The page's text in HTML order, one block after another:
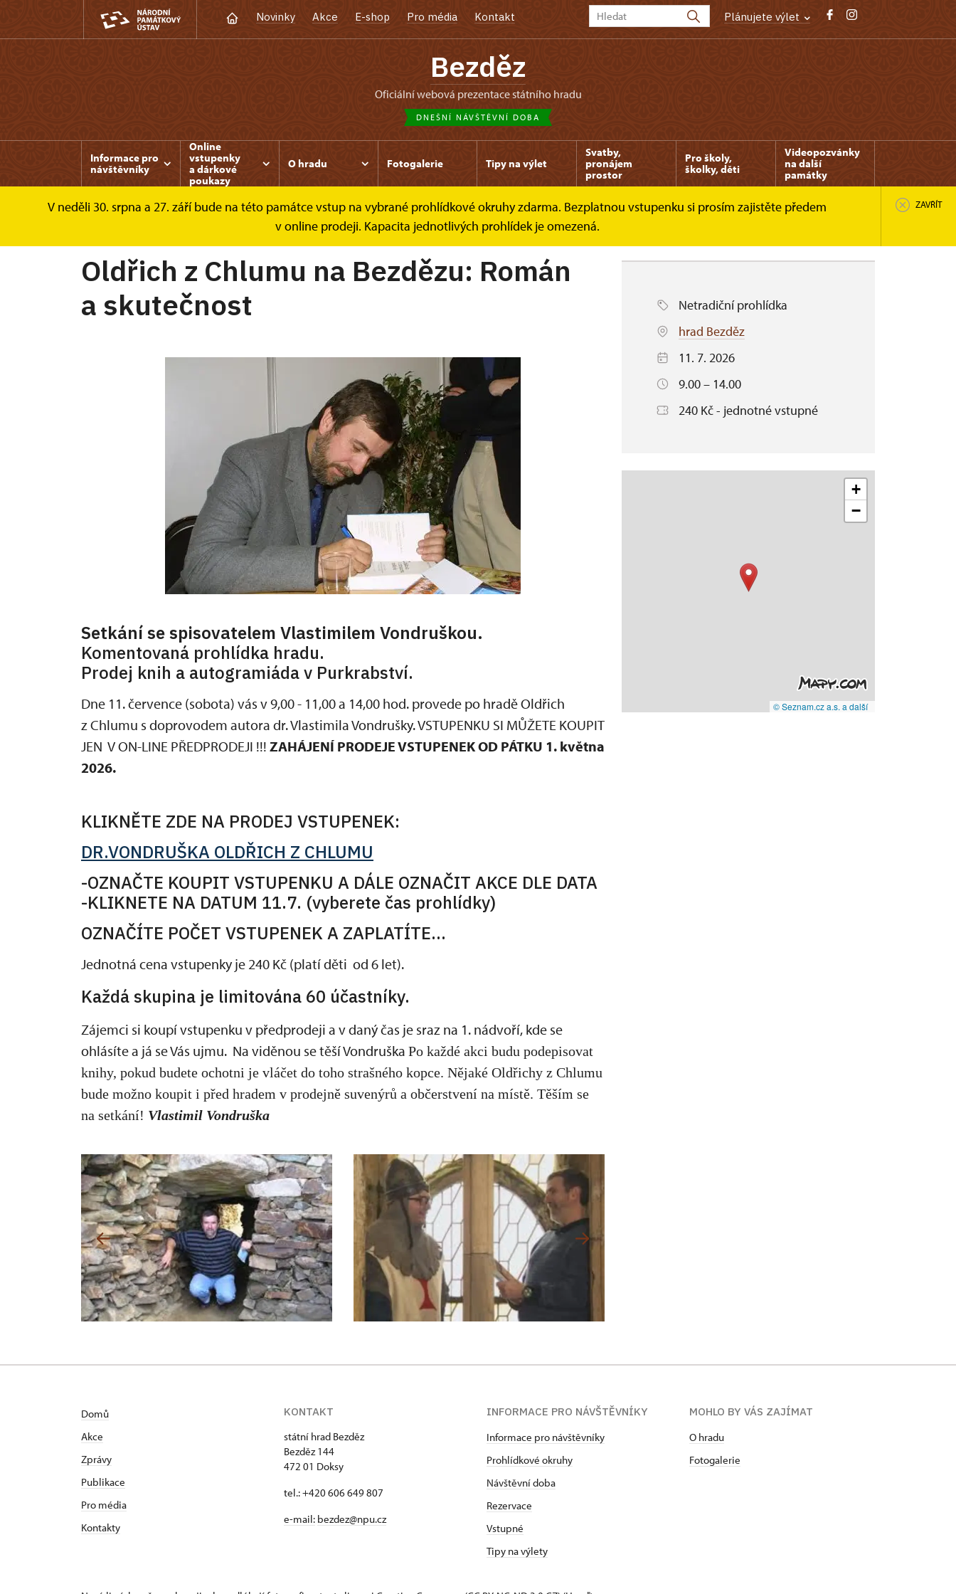
Novinky Akce E-shop Pro média Kontakt Plánujete výlet
Bezděz
oficiální webová prezentace státního hradu
DNEŠNÍ NÁVŠTĚVNÍ DOBA
Informace pro
návštěvníky
Online
vstupenky
a dárkové
poukazy
O hradu Fotogalerie Tipy na výlet
Svatby,
pronájem
prostor
Pro školy,
školky, děti
Videopozvánky
na další
památky
V neděli 30. srpna a 27. září bude na této památce vstup na vybrané prohlídkové okruhy zdarma. Bezplatnou vstupenku si prosím zajistěte předem
v online prodeji. Kapacita jednotlivých prohlídek je omezená.
ZAVŘÍT
Bezděz Akce Oldřich z Chlumu na Bezdězu: Román a...
Oldřich z Chlumu na Bezdězu: Román
a skutečnost
Setkání se spisovatelem Vlastimilem Vondruškou.
Komentovaná prohlídka hradu.
Prodej knih a autogramiáda v Purkrabství.
Dne 11. července (sobota) vás v 9,00 - 11,00 a 14,00 hod. provede po hradě Oldřich
z Chlumu s doprovodem autora dr. Vlastimila Vondrušky.VSTUPENKU SI MŮŽETE KOUPIT
JEN V ON-LINE PŘEDPRODEJI !!! ZAHÁJENÍ PRODEJE VSTUPENEK OD PÁTKU 1. května
2026.
KLIKNĚTE ZDE NA PRODEJ VSTUPENEK:
DR.VONDRUŠKA OLDŘICH Z CHLUMU
-OZNAČTE KOUPIT VSTUPENKU A DÁLE OZNAČIT AKCE DLE DATA
-KLIKNETE NA DATUM 11.7. (vyberete čas prohlídky)
OZNAČÍTE POČET VSTUPENEK A ZAPLATÍTE...
Jednotná cena vstupenky je 240 Kč (platí děti od 6 let).
Každá skupina je limitována 60 účastníky.
Zájemci si koupí vstupenku v předprodeji a v daný čas je sraz na 1. nádvoří, kde se
ohlásíte a já se Vás ujmu. Na viděnou se těší Vondruška Po každé akci budu podepisovat
knihy, pokud budete ochotni je vláčet do toho strašného kopce. Nějaké Oldřichy z Chlumu
bude možno koupit i před hradem v prodejně suvenýrů a občerstvení na místě. Těším se
na setkání! Vlastimil Vondruška
Netradiční prohlídka
hrad Bezděz
11. 7. 2026
9.00 – 14.00
240 Kč - jednotné vstupné
+
−
© Seznam.cz a.s. a další
Domů
Akce
Zprávy
Publikace
Pro média
Kontakty
KONTAKT
státní hrad Bezděz
Bezděz 144
472 01 Doksy
tel.: +420 606 649 807
e-mail: bezdez@npu.cz
INFORMACE PRO NÁVŠTĚVNÍKY
Informace pro návštěvníky
Prohlídkové okruhy
Návštěvní doba
Rezervace
Vstupné
Tipy na výlety
MOHLO BY VÁS ZAJÍMAT
O hradu
Fotogalerie